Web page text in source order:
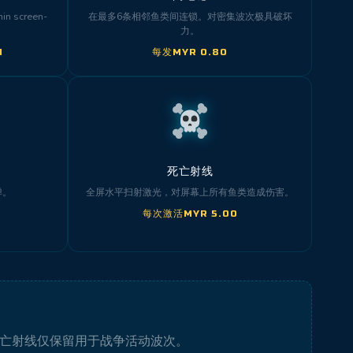
screen-
在最多6条相邻鱼类间连锁。对密集波次极具破坏
力。
每发MYR 0.80
死亡射线
全屏水平扫射激光，对屏幕上所有鱼类造成伤害。
每次激活MYR 5.00
线仅保留用于战争活动波次。